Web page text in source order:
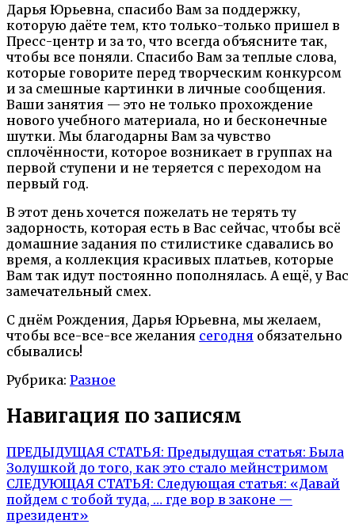
Дарья Юрьевна, спасибо Вам за поддержку,
которую даёте тем, кто только-только пришел в
Пресс-центр и за то, что всегда объясните так,
чтобы все поняли. Спасибо Вам за теплые слова,
которые говорите перед творческим конкурсом
и за смешные картинки в личные сообщения.
Ваши занятия — это не только прохождение
нового учебного материала, но и бесконечные
шутки. Мы благодарны Вам за чувство
сплочённости, которое возникает в группах на
первой ступени и не теряется с переходом на
первый год.
В этот день хочется пожелать не терять ту
задорность, которая есть в Вас сейчас, чтобы всё
домашние задания по стилистике сдавались во
время, а коллекция красивых платьев, которые
Вам так идут постоянно пополнялась. А ещё, у Вас
замечательный смех.
С днём Рождения, Дарья Юрьевна, мы желаем,
чтобы все-все-все желания сегодня обязательно
сбывались!
Рубрика: Разное
Навигация по записям
ПРЕДЫДУЩАЯ СТАТЬЯ: Предыдущая статья: Была
Золушкой до того, как это стало мейнстримом
СЛЕДУЮЩАЯ СТАТЬЯ: Следующая статья: «Давай
пойдем с тобой туда, … где вор в законе —
президент»